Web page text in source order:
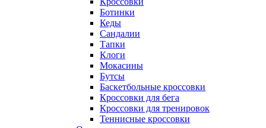
Ботинки
Кеды
Сандалии
Тапки
Клоги
Мокасины
Бутсы
Баскетбольные кроссовки
Кроссовки для бега
Кроссовки для тренировок
Теннисные кроссовки